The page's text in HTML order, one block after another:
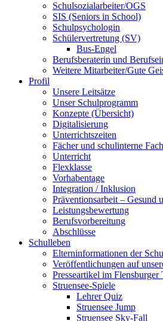
Schulsozialarbeiter/OGS
SIS (Seniors in School)
Schulpsychologin
Schülervertretung (SV)
Bus-Engel
Berufsberaterin und
Weitere Mitarbeiter/Gute
Profil
Unsere Leitsätze
Unser Schulprogramm
Konzepte (Übersicht)
Digitalisierung
Unterrichtszeiten
Fächer und schulinterne
Unterricht
Flexklasse
Vorhabentage
Integration / Inklusion
Präventionsarbeit – Gesund
Leistungsbewertung
Berufsvorbereitung
Abschlüsse
Schulleben
Elterninformationen der
Veröffentlichungen auf
Presseartikel im Flensburger
Struensee-Spiele
Lehrer Quiz
Struensee Jump
Struensee Sky-Fall